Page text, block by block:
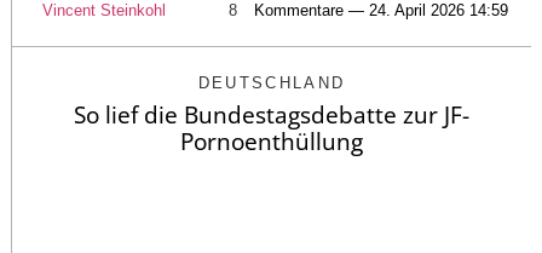
Vincent Steinkohl 8 Kommentare — 24. April 2026 14:59
DEUTSCHLAND
So lief die Bundestagsdebatte zur JF-
Pornoenthüllung